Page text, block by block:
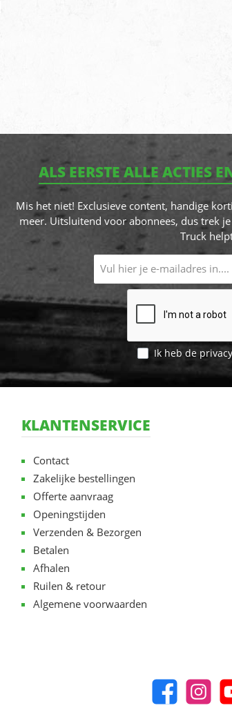
ALS EERSTE ALLE ACTIES
Mis het niet! Exclusieve content, handige
meer. Uitsluitend voor abonnees, dus trek
Truck
Ik heb de
KLANTENSERVICE
Contact
Zakelijke bestellingen
Offerte aanvraag
Openingstijden
Verzenden & Bezorgen
Betalen
Afhalen
Ruilen & retour
Algemene voorwaarden